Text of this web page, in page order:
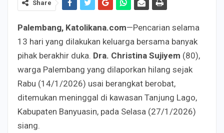
Share
Palembang, Katolikana.com—Pencarian selama
13 hari yang dilakukan keluarga bersama banyak
pihak berakhir duka. Dra. Christina Sujiyem (80),
warga Palembang yang dilaporkan hilang sejak
Rabu (14/1/2026) usai berangkat berobat,
ditemukan meninggal di kawasan Tanjung Lago,
Kabupaten Banyuasin, pada Selasa (27/1/2026)
siang.